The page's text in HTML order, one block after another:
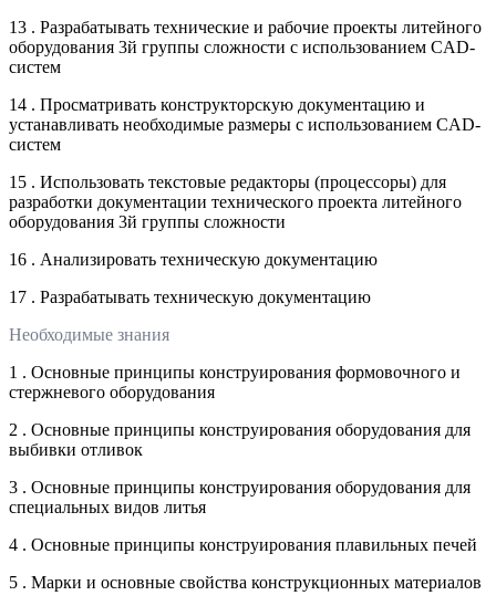
13 . Разрабатывать технические и рабочие проекты литейного
оборудования 3й группы сложности с использованием CAD-
систем
14 . Просматривать конструкторскую документацию и
устанавливать необходимые размеры с использованием CAD-
систем
15 . Использовать текстовые редакторы (процессоры) для
разработки документации технического проекта литейного
оборудования 3й группы сложности
16 . Анализировать техническую документацию
17 . Разрабатывать техническую документацию
Необходимые знания
1 . Основные принципы конструирования формовочного и
стержневого оборудования
2 . Основные принципы конструирования оборудования для
выбивки отливок
3 . Основные принципы конструирования оборудования для
специальных видов литья
4 . Основные принципы конструирования плавильных печей
5 . Марки и основные свойства конструкционных материалов